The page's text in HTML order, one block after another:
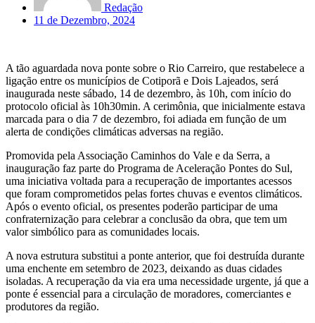
Redação
11 de Dezembro, 2024
A tão aguardada nova ponte sobre o Rio Carreiro, que restabelece a
ligação entre os municípios de Cotiporã e Dois Lajeados, será
inaugurada neste sábado, 14 de dezembro, às 10h, com início do
protocolo oficial às 10h30min. A cerimônia, que inicialmente estava
marcada para o dia 7 de dezembro, foi adiada em função de um
alerta de condições climáticas adversas na região.
Promovida pela Associação Caminhos do Vale e da Serra, a
inauguração faz parte do Programa de Aceleração Pontes do Sul,
uma iniciativa voltada para a recuperação de importantes acessos
que foram comprometidos pelas fortes chuvas e eventos climáticos.
Após o evento oficial, os presentes poderão participar de uma
confraternização para celebrar a conclusão da obra, que tem um
valor simbólico para as comunidades locais.
A nova estrutura substitui a ponte anterior, que foi destruída durante
uma enchente em setembro de 2023, deixando as duas cidades
isoladas. A recuperação da via era uma necessidade urgente, já que a
ponte é essencial para a circulação de moradores, comerciantes e
produtores da região.